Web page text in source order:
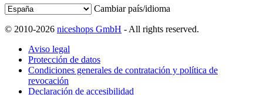
Cambiar país/idioma
© 2010-2026 niceshops GmbH - All rights reserved.
Aviso legal
Protección de datos
Condiciones generales de contratación y política de
revocación
Declaración de accesibilidad